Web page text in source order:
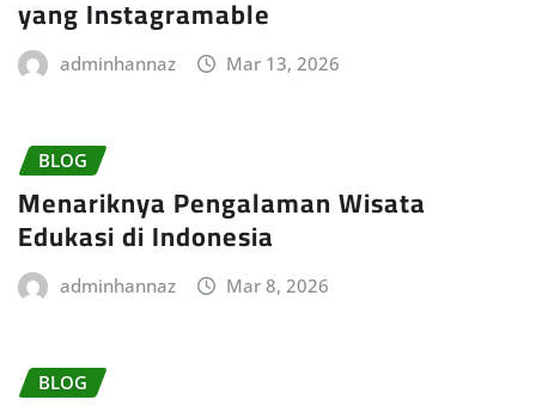
yang Instagramable
adminhannaz Mar 13, 2026
BLOG
Menariknya Pengalaman Wisata
Edukasi di Indonesia
adminhannaz Mar 8, 2026
BLOG